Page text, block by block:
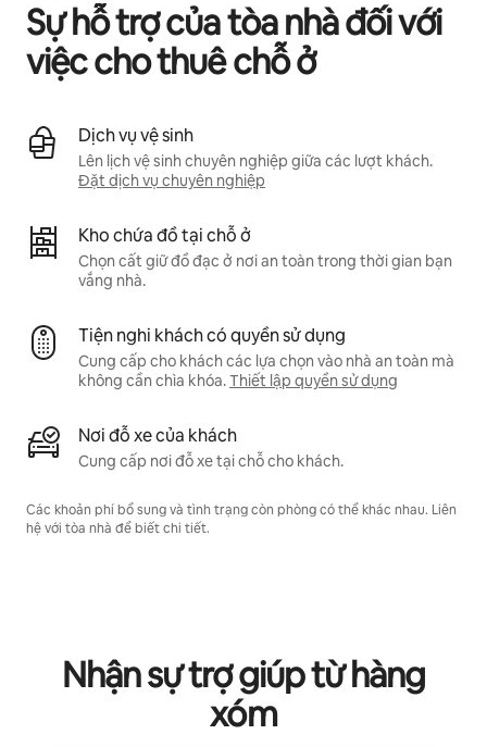
Sự hỗ trợ của tòa nhà đối với
việc cho thuê chỗ ở
Dịch vụ vệ sinh
Lên lịch vệ sinh chuyên nghiệp giữa các lượt khách.
Đặt dịch vụ chuyên nghiệp
Kho chứa đồ tại chỗ ở
Chọn cất giữ đồ đạc ở nơi an toàn trong thời gian bạn
vắng nhà.
Tiện nghi khách có quyền sử dụng
Cung cấp cho khách các lựa chọn vào nhà an toàn mà
không cần chìa khóa.Thiết lập quyền sử dụng
Nơi đỗ xe của khách
Cung cấp nơi đỗ xe tại chỗ cho khách.
Các khoản phí bổ sung và tình trạng còn phòng có thể khác nhau. Liên
hệ với tòa nhà để biết chi tiết.
Nhận sự trợ giúp từ hàng
xóm